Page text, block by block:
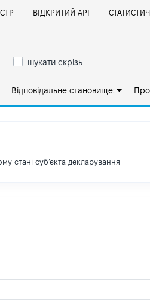
ВІДКРИТИЙ АРІ
шукати скрізь
Відповідальне становище:
стані субʼєкта декларування